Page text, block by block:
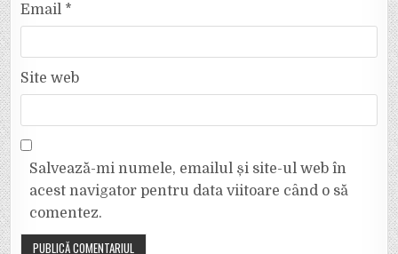
Email *
Site web
Salvează-mi numele, emailul și site-ul web în
acest navigator pentru data viitoare când o să
comentez.